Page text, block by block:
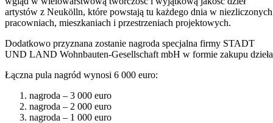
artystów z Neukölln, które powstają tu każdego dnia w niezliczonych
pracowniach, mieszkaniach i przestrzeniach projektowych.
Dodatkowo przyznana zostanie nagroda specjalna firmy STADT
UND LAND Wohnbauten-Gesellschaft mbH w formie zakupu
Łączna pula nagród wynosi 6 000 euro:
nagroda – 3 000 euro
nagroda – 2 000 euro
nagroda – 1 000 euro